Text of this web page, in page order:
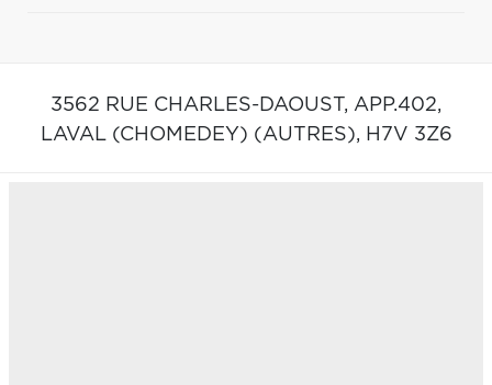
3562 RUE CHARLES-DAOUST, APP.402,
LAVAL (CHOMEDEY) (AUTRES), H7V 3Z6